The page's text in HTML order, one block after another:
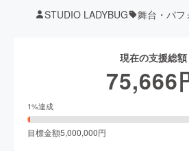
STUDIO LADYBUG 舞台・パフ
現在の支援総額
75,666
1%達成
目標金額5,000,000円